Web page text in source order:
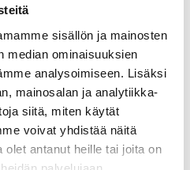
sisällön ja mainosten
median ominaisuuksien
analysoimiseen. Lisäksi
mainosalan ja analytiikka-
siitä, miten käytät
voivat yhdistää näitä
olet antanut heille tai joita on
säästetyssä ajassa
maatalouden tietojärjestelmät
vaativat verkkoyhteydeltä
että valokuidun myötä
viedä kolmen kilometrin